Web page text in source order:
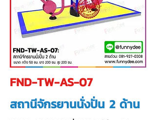
FND-TW-AS-07
สถานีจักรยานนั่งปั่น 2 ด้าน